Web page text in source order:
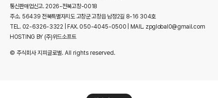
통신판매업신고. 2026-전북고창-0018
주소. 56439 전북특별자치도 고창군 고창읍 남정2길 8-16 304호
TEL. 02-6326-3322 | FAX. 050-4045-0500 | MAIL. zpglobal0@gmail.com
HOSTING BY (주)위드소프트
© 주식회사 지피글로벌. All rights reserved.